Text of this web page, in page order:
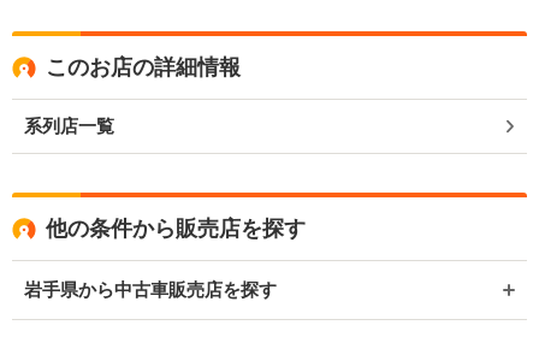
このお店の詳細情報
系列店一覧
他の条件から販売店を探す
岩手県から中古車販売店を探す